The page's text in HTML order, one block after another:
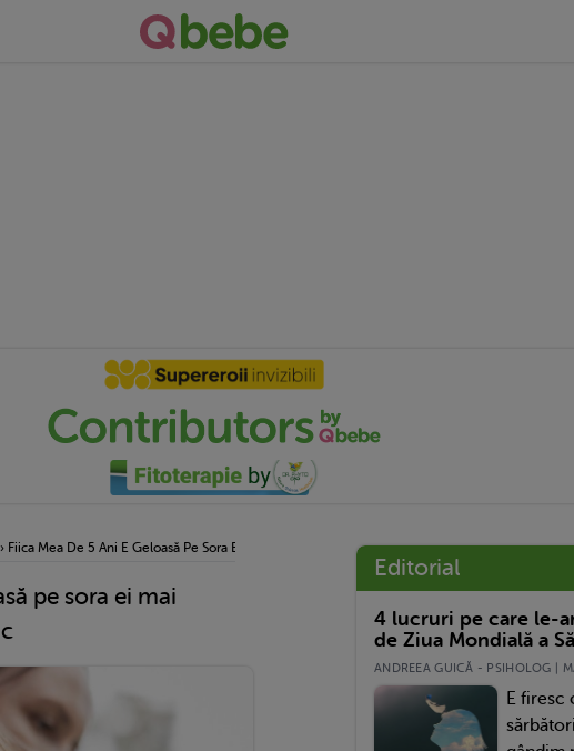
› Fiica Mea De 5 Ani E Geloasă Pe Sora Ei Mai Mică. Nu Știu Ce Să Mai Fac
pe sora ei mai
Editorial
4 lucruri pe care le-
de Ziua Mondială a
ANDREEA GUICĂ - PSIHOLOG |
E firesc